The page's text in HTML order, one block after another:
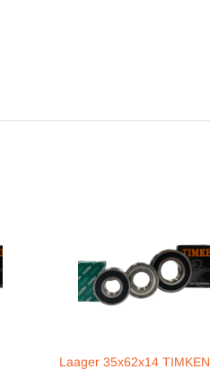
Laager 35x62x14 TIMKEN